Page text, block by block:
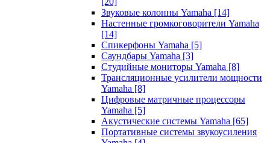
Звуковые колонны Yamaha [14]
Настенные громкоговорители Yamaha
[14]
Спикерфоны Yamaha [5]
Саундбары Yamaha [3]
Студийные мониторы Yamaha [8]
Трансляционные усилители мощности
Yamaha [8]
Цифровые матричные процессоры
Yamaha [5]
Акустические системы Yamaha [65]
Портативные системы звукоусиления